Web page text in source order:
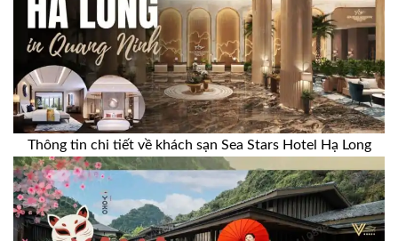
Thông tin chi tiết về khách sạn Sea Stars Hotel Hạ Long